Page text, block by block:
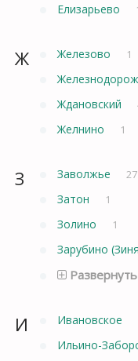
Елизарьево
Ж Железово 1
Ждановский
Желнино 1
З Заволжье 27
Затон 1
Золино 1
Зарубино
Развернуть
И Ивановское
Ильино-